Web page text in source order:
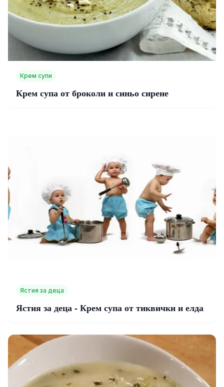
Крем супи
Крем супа от броколи и синьо сирене
Ястия за деца
Ястия за деца - Крем супа от тиквички и елда